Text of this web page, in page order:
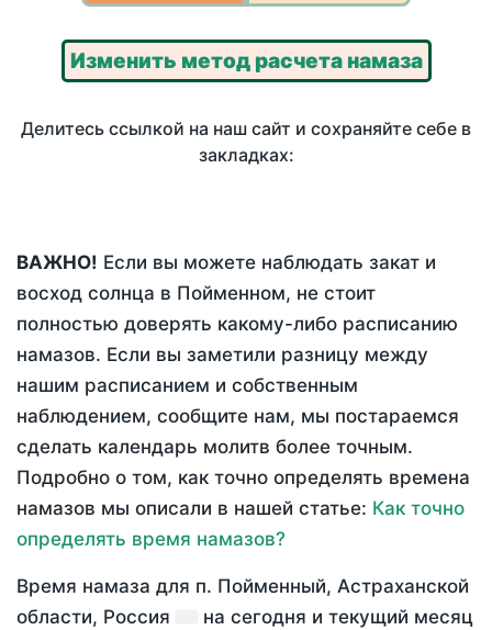
Изменить метод расчета намаза
Делитесь ссылкой на наш сайт и сохраняйте себе в
закладках:
ВАЖНО! Если вы можете наблюдать закат и
восход солнца в Пойменном, не стоит
полностью доверять какому-либо расписанию
намазов. Если вы заметили разницу между
нашим расписанием и собственным
наблюдением, сообщите нам, мы постараемся
сделать календарь молитв более точным.
Подробно о том, как точно определять времена
намазов мы описали в нашей статье: Как точно
определять время намазов?
Время намаза для п. Пойменный, Астраханской
области, Россия
на сегодня и текущий месяц